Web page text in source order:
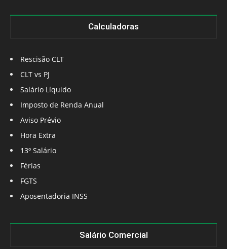
Calculadoras
Rescisão CLT
CLT vs PJ
Salário Líquido
Imposto de Renda Anual
Aviso Prévio
Hora Extra
13º Salário
Férias
FGTS
Aposentadoria INSS
Salário Comercial